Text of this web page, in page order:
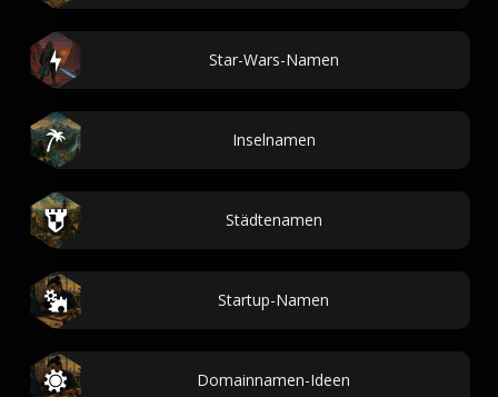
Star-Wars-Namen
Inselnamen
Städtenamen
Startup-Namen
Domainnamen-Ideen